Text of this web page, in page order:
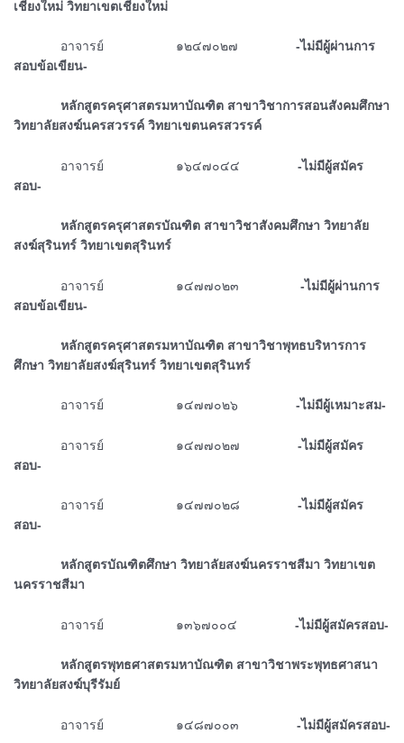
เชียงใหม่ วิทยาเขตเชียงใหม่
ᅠᅠᅠᅠอาจารย์ ๑๒๔๗๐๒๗ -ไม่มีผู้ผ่านการ
สอบข้อเขียน-
ᅠᅠᅠᅠหลักสูตรครุศาสตรมหาบัณฑิต สาขาวิชาการสอนสังคมศึกษา
วิทยาลัยสงฆ์นครสวรรค์ วิทยาเขตนครสวรรค์
ᅠᅠᅠᅠอาจารย์ ๑๖๔๗๐๔๔ -ไม่มีผู้สมัคร
สอบ-
ᅠᅠᅠᅠหลักสูตรครุศาสตรบัณฑิต สาขาวิชาสังคมศึกษา วิทยาลัย
สงฆ์สุรินทร์ วิทยาเขตสุรินทร์
ᅠᅠᅠᅠอาจารย์ ๑๔๗๗๐๒๓ -ไม่มีผู้ผ่านการ
สอบข้อเขียน-
ᅠᅠᅠᅠหลักสูตรครุศาสตรมหาบัณฑิต สาขาวิชาพุทธบริหารการ
ศึกษา วิทยาลัยสงฆ์สุรินทร์ วิทยาเขตสุรินทร์
ᅠᅠᅠᅠอาจารย์ ๑๔๗๗๐๒๖ -ไม่มีผู้เหมาะสม-
ᅠᅠᅠᅠอาจารย์ ๑๔๗๗๐๒๗ -ไม่มีผู้สมัคร
สอบ-
ᅠᅠᅠᅠอาจารย์ ๑๔๗๗๐๒๘ -ไม่มีผู้สมัคร
สอบ-
ᅠᅠᅠᅠหลักสูตรบัณฑิตศึกษา วิทยาลัยสงฆ์นครราชสีมา วิทยาเขต
นครราชสีมา
ᅠᅠᅠᅠอาจารย์ ๑๓๖๗๐๐๔ -ไม่มีผู้สมัครสอบ-
ᅠᅠᅠᅠหลักสูตรพุทธศาสตรมหาบัณฑิต สาขาวิชาพระพุทธศาสนา
วิทยาลัยสงฆ์บุรีรัมย์
ᅠᅠᅠᅠอาจารย์ ๑๔๘๗๐๐๓ -ไม่มีผู้สมัครสอบ-